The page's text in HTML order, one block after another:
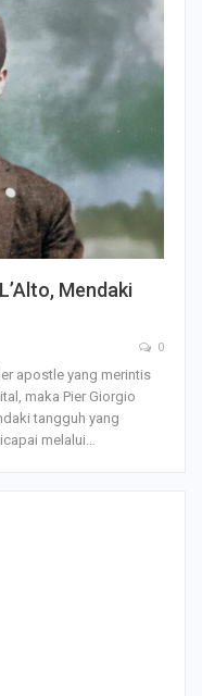
Mendaki
0
apostle yang merintis
maka Pier Giorgio
tangguh yang
melalui…